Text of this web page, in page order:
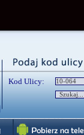
Kod Ulicy: